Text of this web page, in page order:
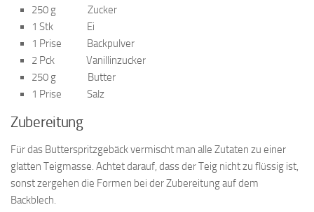
250 g Zucker
1 Stk Ei
1 Prise Backpulver
2 Pck Vanillinzucker
250 g Butter
1 Prise Salz
Zubereitung
Für das Butterspritzgebäck vermischt man alle Zutaten zu einer
glatten Teigmasse. Achtet darauf, dass der Teig nicht zu flüssig ist,
sonst zergehen die Formen bei der Zubereitung auf dem
Backblech.